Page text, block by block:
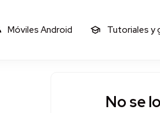
Móviles Android Tutoriales y
No se